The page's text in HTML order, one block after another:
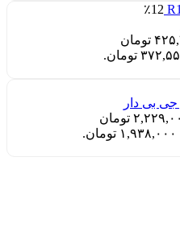
٪12
قیمت اصلی: ۴۲۵,۷۷۹ تومان
قیمت اصلی: ۲,۲۲۹,۰۰۰ تومان